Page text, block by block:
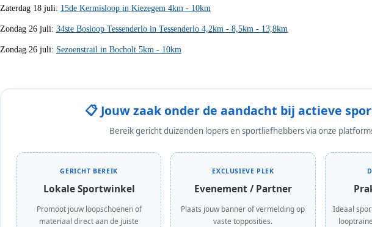
Zaterdag 18 juli: 15de Kermisloop in Kiezegem 4km - 10km
Zondag 26 juli: 34ste Bosloop Tessenderlo in Tessenderlo 4,2km - 8,5km - 13,8km
Zondag 26 juli: Sezoenstrail in Bocholt 5km - 10km
📋 Jouw zaak onder de aandacht bij actieve
Bereik gericht duizenden lopers en sportliefhebbers via onze
GERICHT BEREIK
Lokale Sportwinkel
Promoot jouw loopschoenen of
materiaal direct aan de juiste
EXCLUSIEVE PLEK
Evenement / Partner
Plaats jouw banner of vermelding op
vaste topposities.
Ideaal